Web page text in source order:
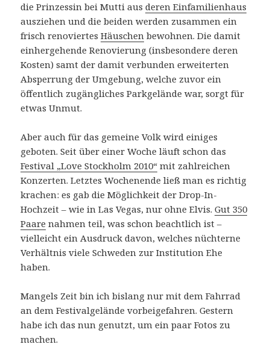
die Prinzessin bei Mutti ausderen Einfamilienhaus
ausziehen und die beiden werden zusammen ein
frisch renoviertesHäuschen bewohnen. Die damit
einhergehende Renovierung (insbesondere deren
Kosten) samt der damit verbunden erweiterten
Absperrung der Umgebung, welche zuvor ein
öffentlich zugängliches Parkgelände war, sorgt für
etwas Unmut.
Aber auch für das gemeine Volk wird einiges
geboten. Seit über einer Woche läuft schon das
Festival „Love Stockholm 2010“ mit zahlreichen
Konzerten. Letztes Wochenende ließ man es richtig
krachen: es gab die Möglichkeit der Drop-In-
Hochzeit – wie in Las Vegas, nur ohne Elvis.Gut 350
Paare nahmen teil, was schon beachtlich ist –
vielleicht ein Ausdruck davon, welches nüchterne
Verhältnis viele Schweden zur Institution Ehe
haben.
Mangels Zeit bin ich bislang nur mit dem Fahrrad
an dem Festivalgelände vorbeigefahren. Gestern
habe ich das nun genutzt, um ein paar Fotos zu
machen.